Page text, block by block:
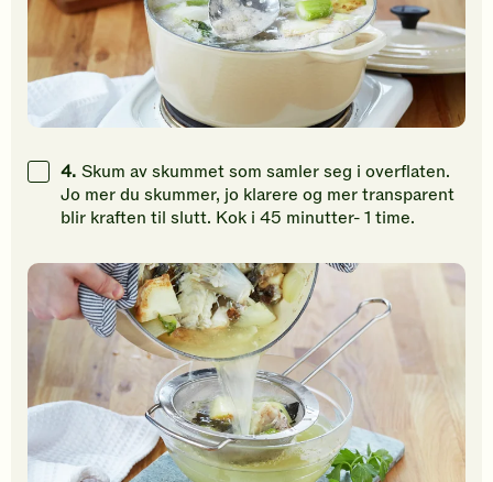
4. Skum av skummet som samler seg i overflaten.
Jo mer du skummer, jo klarere og mer transparent
blir kraften til slutt. Kok i 45 minutter- 1 time.